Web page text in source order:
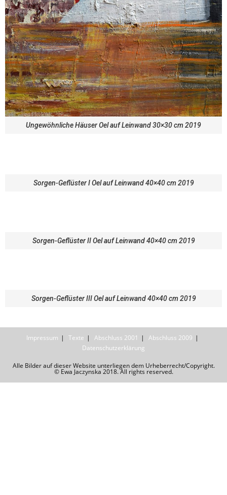
Ungewöhnliche Häuser Oel auf Leinwand 30×30 cm 2019
Sorgen-Geflüster I Oel auf Leinwand 40×40 cm 2019
Sorgen-Geflüster II Oel auf Leinwand 40×40 cm 2019
Sorgen-Geflüster III Oel auf Leinwand 40×40 cm 2019
Impressum Texte Abschluss 2001
Abschluss 2009
Datenschutzerklärung
Alle Bilder auf dieser Website unterliegen dem Urheberrecht/Copyright.
© Ewa Jaczynska 2018. All rights reserved.